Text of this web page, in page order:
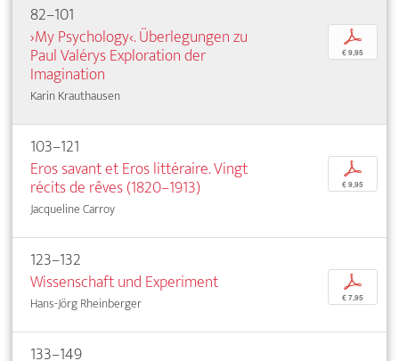
82–101
›My Psychology‹. Überlegungen zu
Paul Valérys Exploration der
Imagination
Karin Krauthausen
p
€ 9,95
103–121
Eros savant et Eros littéraire. Vingt
récits de rêves (1820–1913)
Jacqueline Carroy
p
€ 9,95
123–132
Wissenschaft und Experiment
Hans-Jörg Rheinberger
p
€ 7,95
133–149